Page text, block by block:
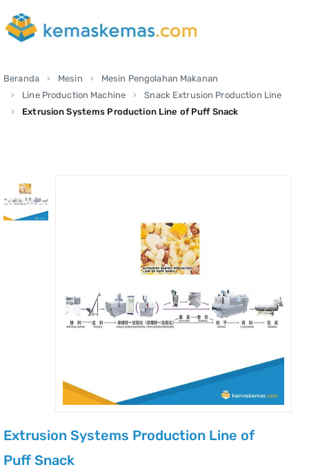
Beranda Mesin
Mesin Pengolahan Makanan
Line Production Machine
Snack Extrusion Production Line
Extrusion Systems Production Line of Puff Snack
Extrusion Systems Production Line of
Puff Snack